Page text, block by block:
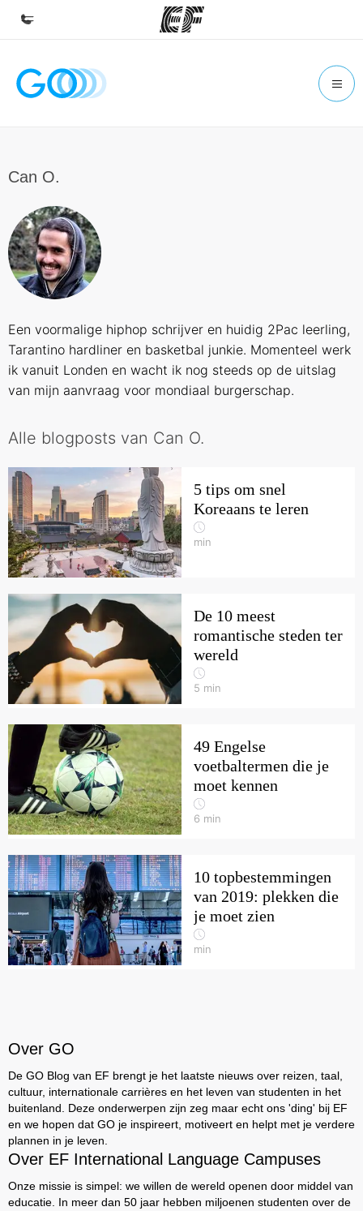
Home
Vind een kantoor
Over ons
Wie wij zijn
Kom bij ons team
Can O.
Een voormalige hiphop schrijver en huidig 2Pac leerling,
Tarantino hardliner en basketbal junkie. Momenteel werk
ik vanuit Londen en wacht ik nog steeds op de uitslag
van mijn aanvraag voor mondiaal burgerschap.
Alle blogposts van Can O.
5 tips om snel
Koreaans te leren
min
De 10 meest
romantische steden ter
wereld
5 min
49 Engelse
voetbaltermen die je
moet kennen
6 min
10 topbestemmingen
van 2019: plekken die
je moet zien
min
Over GO
De GO Blog van EF brengt je het laatste nieuws over reizen, taal,
cultuur, internationale carrières en het leven van studenten in het
buitenland. Deze onderwerpen zijn zeg maar echt ons 'ding' bij EF
en we hopen dat GO je inspireert, motiveert en helpt met je verdere
plannen in je leven.
Over EF International Language Campuses
Onze missie is simpel: we willen de wereld openen door middel van
educatie. In meer dan 50 jaar hebben miljoenen studenten over de